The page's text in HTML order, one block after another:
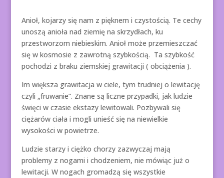
Anioł, kojarzy się nam z pięknem i czystością. Te cechy
unoszą anioła nad ziemię na skrzydłach, ku
przestworzom niebieskim. Anioł może przemieszczać
się w kosmosie z zawrotną szybkością. Ta szybkość
pochodzi z braku ziemskiej grawitacji ( obciążenia ).
Im większa grawitacja w ciele, tym trudniej o lewitację
czyli „fruwanie”. Znane są liczne przypadki, jak ludzie
święci w czasie ekstazy lewitowali. Pozbywali się
ciężarów ciała i mogli unieść się na niewielkie
wysokości w powietrze.
Ludzie starzy i ciężko chorzy zazwyczaj mają
problemy z nogami i chodzeniem, nie mówiąc już o
lewitacji. W nogach gromadzą się wszystkie